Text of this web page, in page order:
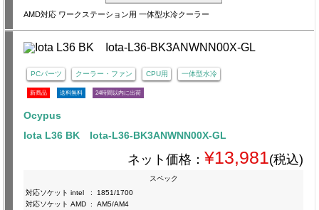
AMD対応 ワークステーション用 一体型水冷クーラー
PCパーツ クーラー・ファン CPU用 一体型水冷
新商品 送料無料 24時間以内に出荷
Ocypus
Iota L36 BK Iota-L36-BK3ANWNN00X-GL
ネット価格： ¥13,981(税込)
スペック
対応ソケット intel
:
1851/1700
対応ソケット AMD :
AM5/AM4